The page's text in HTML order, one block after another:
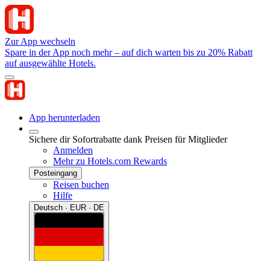
Zur App wechseln
Spare in der App noch mehr – auf dich warten bis zu 20% Rabatt
auf ausgewählte Hotels.
App herunterladen
Sichere dir Sofortrabatte dank Preisen für Mitglieder
Anmelden
Mehr zu Hotels.com Rewards
Posteingang
Reisen buchen
Hilfe
Deutsch · EUR · DE